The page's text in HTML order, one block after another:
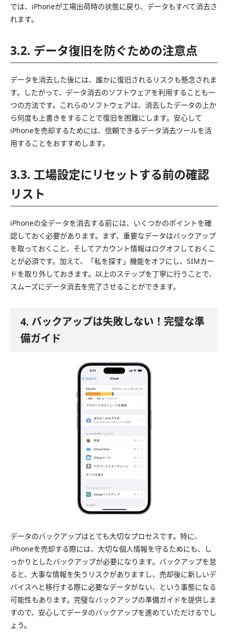
では、iPhoneが工場出荷時の状態に戻り、データもすべて消去さ
れます。
3.2. データ復旧を防ぐための注意点
データを消去した後には、誰かに復旧されるリスクも懸念されま
す。したがって、データ消去のソフトウェアを利用することも一
つの方法です。これらのソフトウェアは、消去したデータの上か
ら何度も上書きをすることで復旧を困難にします。安心して
iPhoneを売却するためには、信頼できるデータ消去ツールを活
用することをおすすめします。
3.3. 工場設定にリセットする前の確認
リスト
iPhoneの全データを消去する前には、いくつかのポイントを確
認しておく必要があります。まず、重要なデータはバックアップ
を取っておくこと、そしてアカウント情報はログオフしておくこ
とが必須です。加えて、「私を探す」機能をオフにし、SIMカー
ドを取り外しておきます。以上のステップを丁寧に行うことで、
スムーズにデータ消去を完了させることができます。
4. バックアップは失敗しない！完璧な準
備ガイド
データのバックアップはとても大切なプロセスです。特に、
iPhoneを売却する際には、大切な個人情報を守るためにも、し
っかりとしたバックアップが必要になります。バックアップを怠
ると、大事な情報を失うリスクがありますし、売却後に新しいデ
バイスへと移行する際に必要なデータがない、という事態になる
可能性もあります。完璧なバックアップの準備ガイドを提供しま
すので、安心してデータのバックアップを進めていただけるでし
ょう。